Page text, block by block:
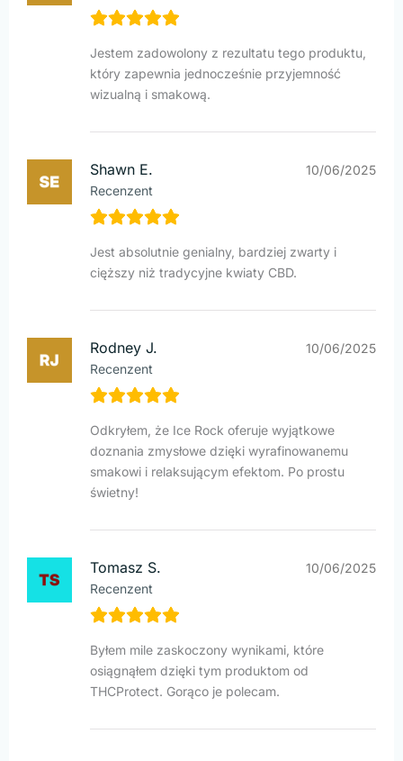
Jestem zadowolony z rezultatu tego produktu,
który zapewnia jednocześnie przyjemność
wizualną i smakową.
Shawn E.
Recenzent
10/06/2025
Jest absolutnie genialny, bardziej zwarty i
cięższy niż tradycyjne kwiaty CBD.
Rodney J.
Recenzent
10/06/2025
Odkryłem, że Ice Rock oferuje wyjątkowe
doznania zmysłowe dzięki wyrafinowanemu
smakowi i relaksującym efektom. Po prostu
świetny!
Tomasz S.
Recenzent
10/06/2025
Byłem mile zaskoczony wynikami, które
osiągnąłem dzięki tym produktom od
THCProtect. Gorąco je polecam.